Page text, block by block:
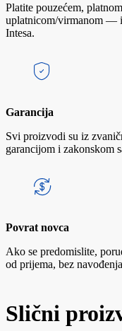
Platite pouzećem,
uplatnicom/virmanom —
Intesa.
Garancija
Svi proizvodi su iz
garancijom i zakonskom
Povrat novca
Ako se predomislite,
od prijema, bez
Slični